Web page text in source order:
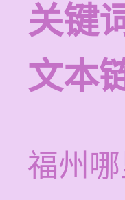
关键
文本
福州